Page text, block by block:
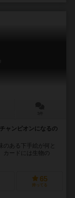
ャンピオンになるの
のある下手絵が何と
カードには生物の
65
持ってる